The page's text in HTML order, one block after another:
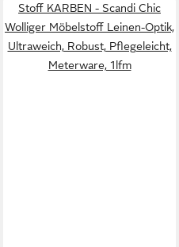
Stoff KARBEN - Scandi Chic
Wolliger Möbelstoff Leinen-Optik,
Ultraweich, Robust, Pflegeleicht,
Meterware, 1lfm